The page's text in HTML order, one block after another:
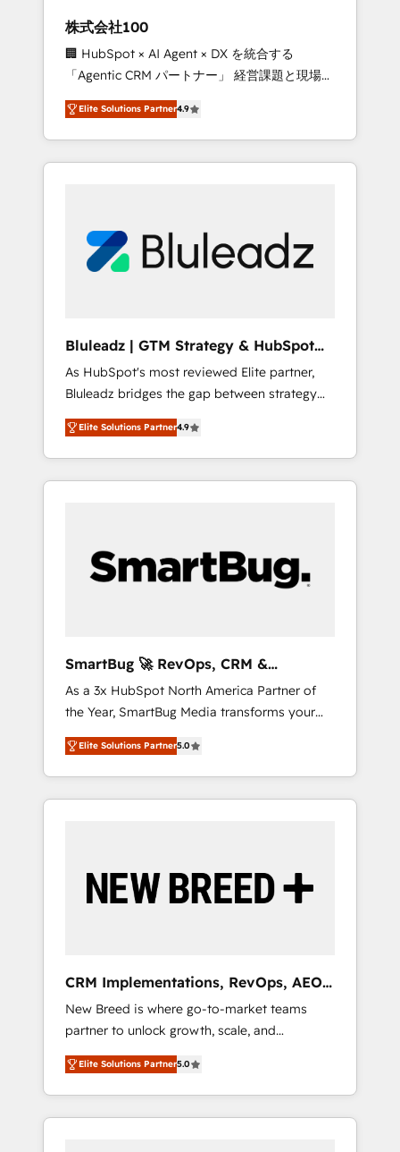
from any legacy CRM. Zero downtime, full
data integrity. ➤ Implementation: Configure
HubSpot to run your revenue process. Sales,
marketing, and service wired together. ➤ AI
and Integrations: Layer Breeze AI, custom
agents, and APIs to remove manual work. ➤
Ongoing Management: Monthly tune-ups,
portal? We are built for the work.
株式会社100
🏢 HubSpot × AI Agent × DX を統合する
「Agentic CRM パートナー」 経営課題と現場業
務をつなぐAIネイティブ・エージェンシーとし
て、HubSpot Eliteの実装力で顧客フロント業務
を再設計します。 💡 100inc は何をする会社
か？ HubSpotを共通基盤に、AIエージェントを
部・グループ会社・部門が分立する組織で、デ
ータと業務プロセスのサイロ化を、CRMを軸と
ら、GTMの見える化・自動化まで。全Hub統合
運用、データ品質設計、グループ横断のCRM統
合に対応します。 2️⃣ AIエージェント組織構築
営業・マーケティング業務の一部をAIが自律実
行する組織への移行を設計・実装。Breeze・
Claude等をHubSpotと連携させ、役割定義・運
用ルール・成果指標まで含めて設計します。 3️⃣
PMOとして主導。「設定の代行ではなく、設計
の責任」を引き受け、部門横断の統合・浸透・
Hubで一体提供。 ▸ 既存CRM・MAからの移行
支援：Salesforce・Marketo・Pardot等からの
移行、カスタム設計、履歴データ移行と活用設
計まで。 ▸ AEO対応：ChatGPT・Perplexity等
のAI検索からの流入・引用を前提にコンテンツ
HubSpotアワード受賞・HUGリーダー ✓
AI活用に関するご相談、現状整理の壁打ちな
ど、構想段階からお気軽にお問い合わせくださ
Elite Solutions Partner4.9
Bluleadz | GTM Strategy & HubSpot
Implementation
As HubSpot's most reviewed Elite partner,
Bluleadz bridges the gap between strategy
and execution. We don't just "set up tools" —
we install the GTM Operating System (GTM
OS) to align your leadership and engineer a
portal that drives predictable revenue
and Story to stop "accelerating a mess." ⚙️
Elite Engineering & AI Scalable Architecture:
agents, and high-integrity migrations for total
reporting clarity. Security & Compliance: SOC
2 Type I and HIPAA attested for enterprise-
grade data security. 🏆 Why Bluleadz? GTM
OS Partner | 16+ Years Experience | 1,000+
Five-Star Reviews
Elite Solutions Partner4.9
SmartBug 🚀 RevOps, CRM &
Integration Experts
As a 3x HubSpot North America Partner of
the Year, SmartBug Media transforms your
customer lifecycle into a revenue engine. Our
unified ecosystem includes specialized
divisions Globalia (AI & Software) and Point
Success Media (Paid Media), making this the
by Globalia’s technical development team. -
19 HubSpot-certified trainers to drive
deployment of Breeze AI and custom agents
to automate growth. 🏆 Elite Excellence - 8
platform accreditations and deep HIPAA-
compliance expertise. - A team of 250+
experts dedicated to your resilient growth.
Elite Solutions Partner5.0
CRM Implementations, RevOps, AEO
+ Web, Demand Gen
New Breed is where go-to-market teams
partner to unlock growth, scale, and
transformation. We help companies activate
HubSpot’s AI-powered customer platform
and operationalize HubSpot’s Loop
Marketing framework through expert-led
Elite Solutions Partner5.0